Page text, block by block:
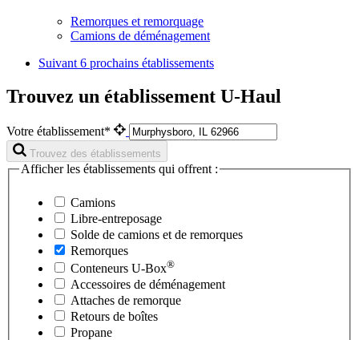
Remorques et remorquage
Camions de déménagement
Suivant 6 prochains établissements
Trouvez un établissement U-Haul
Votre établissement*
Trouvez des établissements
Afficher les établissements qui offrent :
Camions
Libre-entreposage
Solde de camions et de remorques
Remorques
Conteneurs U-Box®
Accessoires de déménagement
Attaches de remorque
Retours de boîtes
Propane